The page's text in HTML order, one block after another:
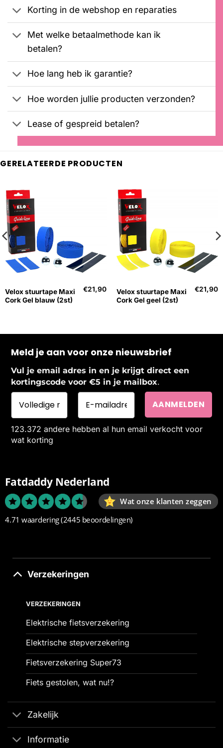
klantbeoordelingen
Korting in de webshop en reparaties
Met welke betaalmethode kan ik
betalen?
Hoe lang heb ik garantie?
Hoe worden jullie producten verzonden?
Lease of gespreid betalen?
GERELATEERDE PRODUCTEN
Velox stuurtape Maxi
Cork Gel blauw (2st)
€21,90
Velox stuurtape Maxi
Cork Gel geel (2st)
€21,90
Meld je aan voor onze nieuwsbrief
Vul je email adres in en je krijgt direct een
kortingscode voor €5 in je mailbox.
123.372 andere hebben al hun email verkocht voor
wat korting
Fatdaddy Nederland
Wat onze klanten zeggen
4.71 waardering(2445 beoordelingen)
Verzekeringen
VERZEKERINGEN
Elektrische fietsverzekering
Elektrische stepverzekering
Fietsverzekering Super73
Fiets gestolen, wat nu!?
Zakelijk
Informatie